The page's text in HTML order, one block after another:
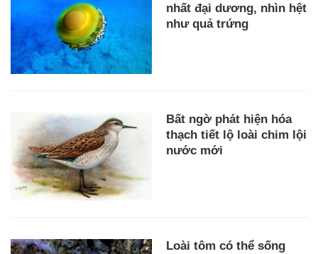
nhất đại dương, nhìn hệt
như quả trứng
Bất ngờ phát hiện hóa
thạch tiết lộ loài chim lội
nước mới
Loài tôm có thể sống